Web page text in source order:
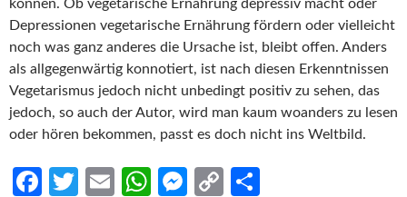
können. Ob vegetarische Ernährung depressiv macht oder
Depressionen vegetarische Ernährung fördern oder vielleicht
noch was ganz anderes die Ursache ist, bleibt offen. Anders
als allgegenwärtig konnotiert, ist nach diesen Erkenntnissen
Vegetarismus jedoch nicht unbedingt positiv zu sehen, das
jedoch, so auch der Autor, wird man kaum woanders zu lesen
oder hören bekommen, passt es doch nicht ins Weltbild.
Fa
T
E
W
M
C